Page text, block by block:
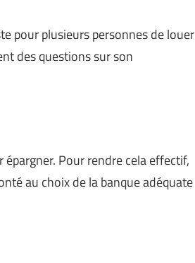
pour plusieurs personnes de louer
des questions sur son
Pour rendre cela effectif,
au choix de la banque adéquate